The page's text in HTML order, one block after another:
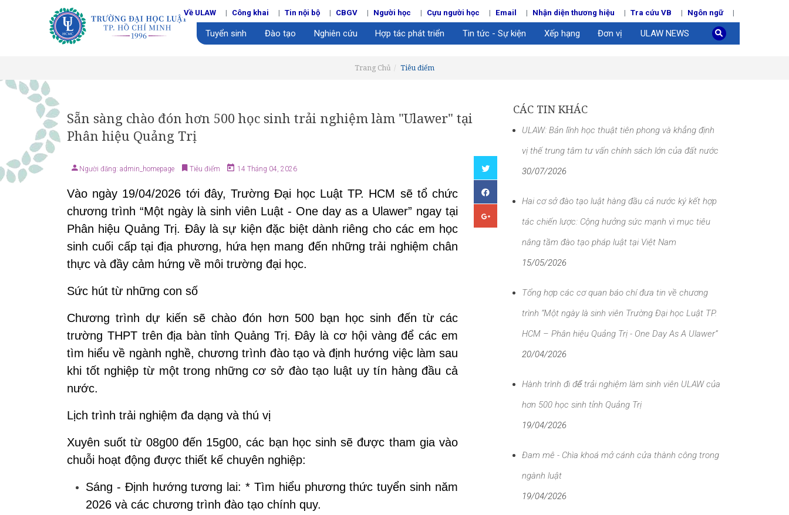
Về ULAW Công khai Tin nội bộ CBGV Người học Cựu người học Email Nhận diện thương hiệu Tra cứu VB Ngôn ngữ
Tuyển sinh Đào tạo Nghiên cứu Hợp tác phát triển Tin tức - Sự kiện Xếp hạng Đơn vị ULAW NEWS
Trang Chủ Tiêu điểm
Sẵn sàng chào đón hơn 500 học sinh trải nghiệm làm "Ulawer" tại
Phân hiệu Quảng Trị
Người đăng: admin_homepage Tiêu điểm 14 Tháng 04, 2026
Vào ngày 19/04/2026 tới đây, Trường Đại học Luật TP. HCM sẽ tổ chức
chương trình “Một ngày là sinh viên Luật - One day as a Ulawer” ngay tại
Phân hiệu Quảng Trị. Đây là sự kiện đặc biệt dành riêng cho các em học
sinh cuối cấp tại địa phương, hứa hẹn mang đến những trải nghiệm chân
thực và đầy cảm hứng về môi trường đại học.
Sức hút từ những con số
Chương trình dự kiến sẽ chào đón hơn 500 bạn học sinh đến từ các
trường THPT trên địa bàn tỉnh Quảng Trị. Đây là cơ hội vàng để các em
tìm hiểu về ngành nghề, chương trình đào tạo và định hướng việc làm sau
khi tốt nghiệp từ một trong những cơ sở đào tạo luật uy tín hàng đầu cả
nước.
Lịch trình trải nghiệm đa dạng và thú vị
Xuyên suốt từ 08g00 đến 15g00, các bạn học sinh sẽ được tham gia vào
chuỗi hoạt động được thiết kế chuyên nghiệp:
Sáng - Định hướng tương lai: * Tìm hiểu phương thức tuyển sinh năm
2026 và các chương trình đào tạo chính quy.
CÁC TIN KHÁC
ULAW: Bản lĩnh học thuật tiên phong và khẳng định
vị thế trung tâm tư vấn chính sách lớn của đất nước
30/07/2026
Hai cơ sở đào tạo luật hàng đầu cả nước ký kết hợp
tác chiến lược: Cộng hưởng sức mạnh vì mục tiêu
nâng tầm đào tạo pháp luật tại Việt Nam
15/05/2026
Tổng hợp các cơ quan báo chí đưa tin về chương
trình “Một ngày là sinh viên Trường Đại học Luật TP.
HCM – Phân hiệu Quảng Trị - One Day As A Ulawer”
20/04/2026
Hành trình đi để trải nghiệm làm sinh viên ULAW của
hơn 500 học sinh tỉnh Quảng Trị
19/04/2026
Đam mê - Chìa khoá mở cánh cửa thành công trong
ngành luật
19/04/2026